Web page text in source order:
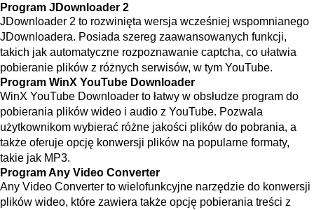
Program JDownloader 2
JDownloader 2 to rozwinięta wersja wcześniej wspomnianego
JDownloadera. Posiada szereg zaawansowanych funkcji,
takich jak automatyczne rozpoznawanie captcha, co ułatwia
pobieranie plików z różnych serwisów, w tym YouTube.
Program WinX YouTube Downloader
WinX YouTube Downloader to łatwy w obsłudze program do
pobierania plików wideo i audio z YouTube. Pozwala
użytkownikom wybierać różne jakości plików do pobrania, a
także oferuje opcję konwersji plików na popularne formaty,
takie jak MP3.
Program Any Video Converter
Any Video Converter to wielofunkcyjne narzędzie do konwersji
plików wideo, które zawiera także opcję pobierania treści z